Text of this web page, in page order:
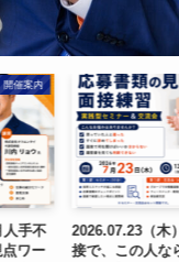
開催案内
手不
ワー
2026.07.23（
接で、この人な